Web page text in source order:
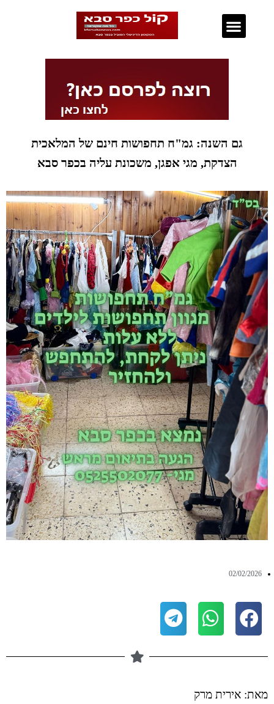
גם השנה: גמ"ח תחפושות חינם של המלאכית
הצדקת, מגי אפגן, משכונת עליה בכפר סבא
02/02/2026
מאת: אירית מרק